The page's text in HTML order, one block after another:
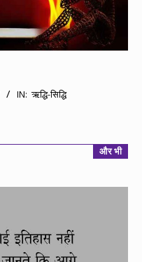
IN: ऋद्धि-सिद्धि
और भी